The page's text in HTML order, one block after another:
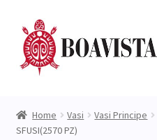
Vai
alla
navigazione
Vai
al
contenuto
L’ Azienda
Home Vasi Vasi Principe
SFUSI(2570 PZ)